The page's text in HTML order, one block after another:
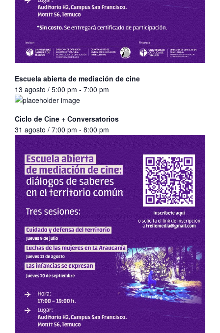
Escuela abierta de mediación de cine
13 agosto / 5:00 pm - 7:00 pm
Ciclo de Cine + Conversatorios
31 agosto / 7:00 pm - 8:00 pm